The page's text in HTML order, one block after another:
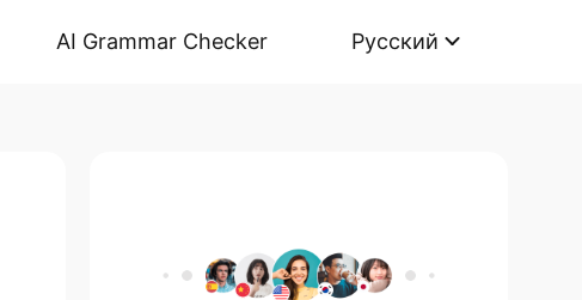
AI Grammar Checker Русский